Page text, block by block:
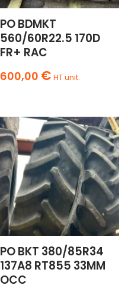
PO BDMKT
560/60R22.5 170D
FR+ RAC
600,00 € HT unit.
PO BKT 380/85R34
137A8 RT855 33MM
OCC